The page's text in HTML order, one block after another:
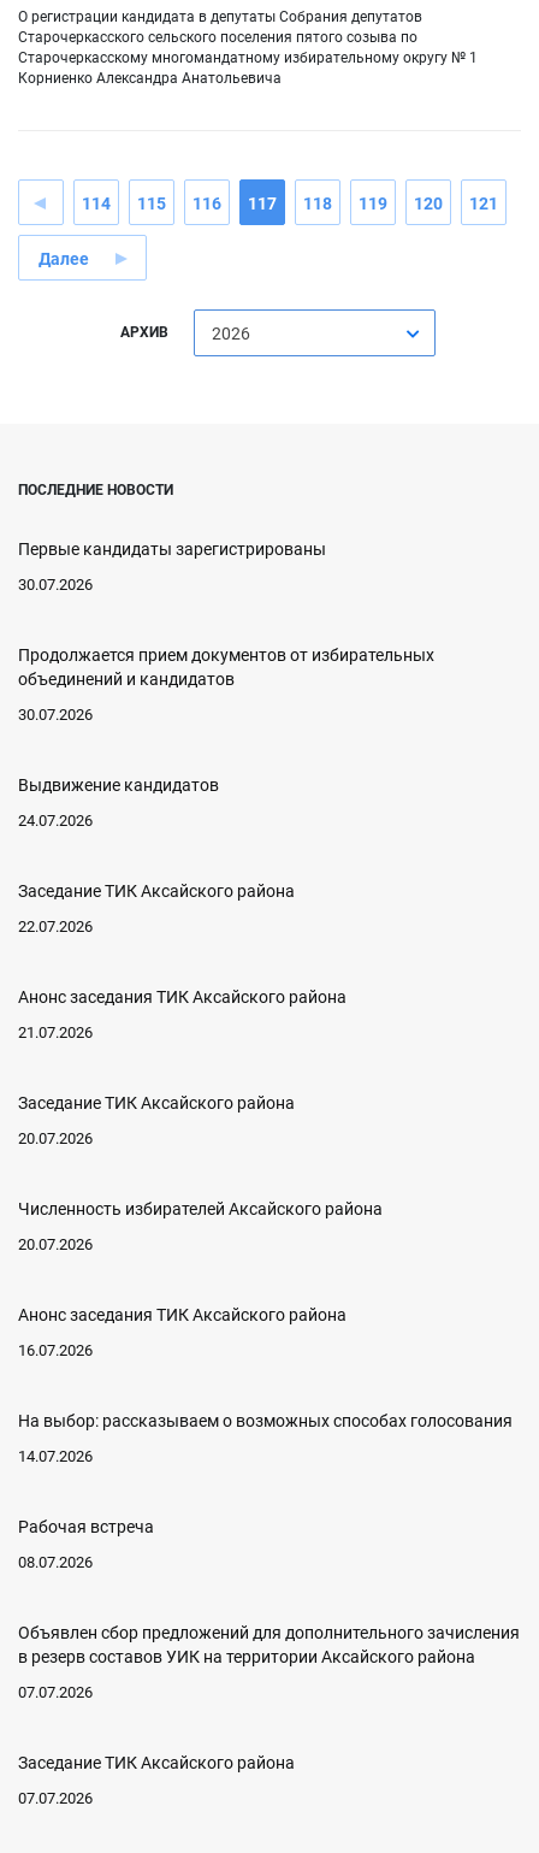
О регистрации кандидата в депутаты Собрания депутатов
Старочеркасского сельского поселения пятого созыва по
Старочеркасскому многомандатному избирательному округу № 1
Корниенко Александра Анатольевича
114 115 116 117 118 119 120 121
Далее
АРХИВ 2026
ПОСЛЕДНИЕ НОВОСТИ
Первые кандидаты зарегистрированы
30.07.2026
Продолжается прием документов от избирательных
объединений и кандидатов
30.07.2026
Выдвижение кандидатов
24.07.2026
Заседание ТИК Аксайского района
22.07.2026
Анонс заседания ТИК Аксайского района
21.07.2026
Заседание ТИК Аксайского района
20.07.2026
Численность избирателей Аксайского района
20.07.2026
Анонс заседания ТИК Аксайского района
16.07.2026
На выбор: рассказываем о возможных способах голосования
14.07.2026
Рабочая встреча
08.07.2026
Объявлен сбор предложений для дополнительного зачисления
в резерв составов УИК на территории Аксайского района
07.07.2026
Заседание ТИК Аксайского района
07.07.2026